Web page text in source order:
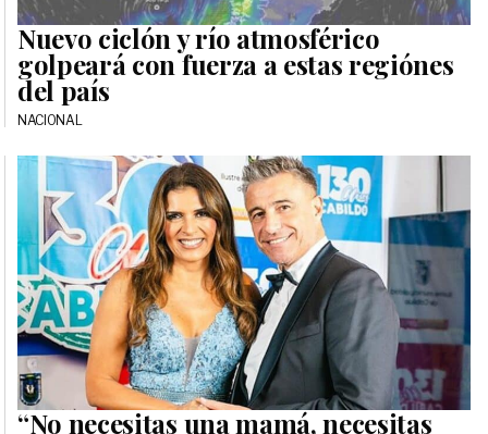
Nuevo ciclón y río atmosférico
golpeará con fuerza a estas regiónes
del país
NACIONAL
“No necesitas una mamá, necesitas